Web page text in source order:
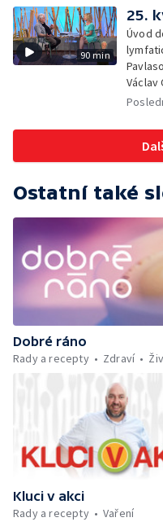
90 min
25.
Úvod
Marko
Ostatní také
Dobré ráno
Rady a recepty
Zdraví
Kluci v akci
Rady a recepty
Vaření